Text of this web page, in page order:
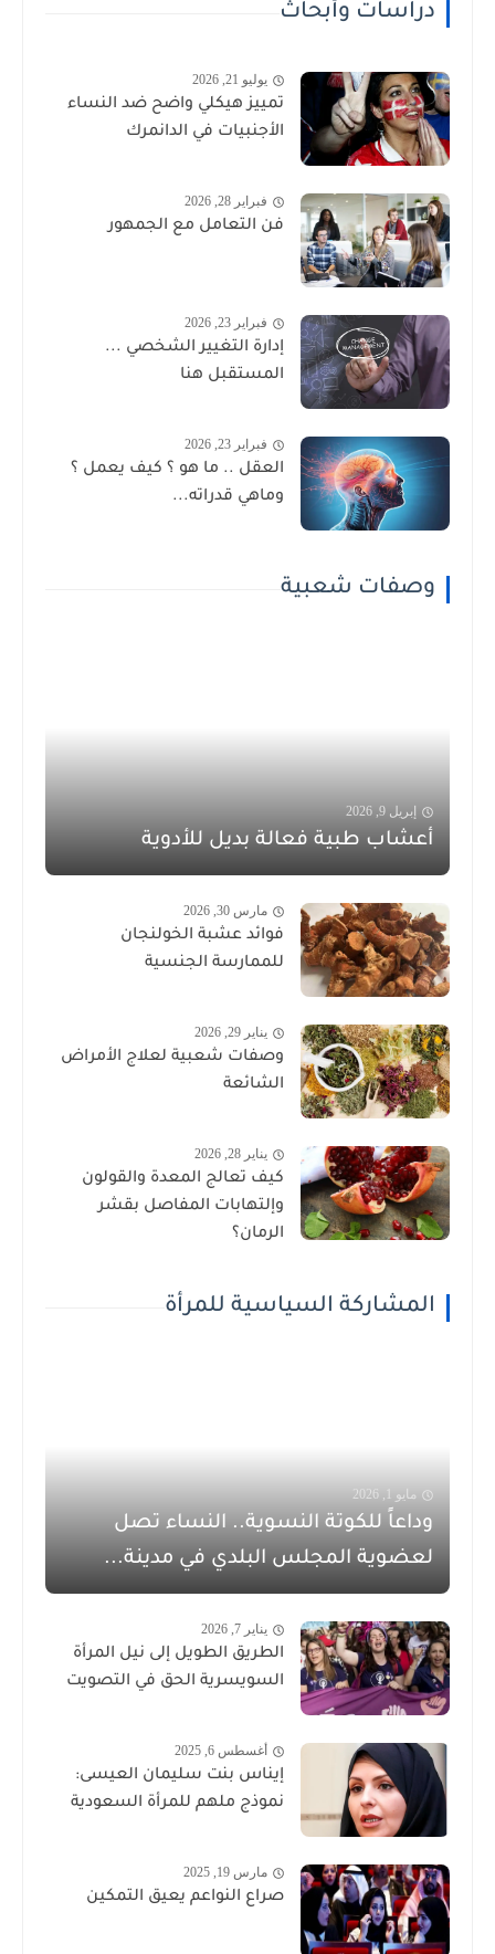
دراسات وأبحاث
يوليو 21, 2026
تمييز هيكلي واضح ضد النساء
الأجنبيات في الدانمرك
فبراير 28, 2026
فن التعامل مع الجمهور
فبراير 23, 2026
إدارة التغيير الشخصي ...
المستقبل هنا
فبراير 23, 2026
العقل .. ما هو ؟ كيف يعمل ؟
وماهي قدراته...
وصفات شعبية
إبريل 9, 2026
أعشاب طبية فعالة بديل للأدوية
مارس 30, 2026
فوائد عشبة الخولنجان
للممارسة الجنسية
يناير 29, 2026
وصفات شعبية لعلاج الأمراض
الشائعة
يناير 28, 2026
كيف تعالج المعدة والقولون
وإلتهابات المفاصل بقشر
الرمان؟
المشاركة السياسية للمرأة
مايو 1, 2026
وداعاً للكوتة النسوية.. النساء تصل
لعضوية المجلس البلدي في مدينة...
يناير 7, 2026
الطريق الطويل إلى نيل المرأة
السويسرية الحق في التصويت
أغسطس 6, 2025
إيناس بنت سليمان العيسى:
نموذج ملهم للمرأة السعودية
مارس 19, 2025
صراع النواعم يعيق التمكين